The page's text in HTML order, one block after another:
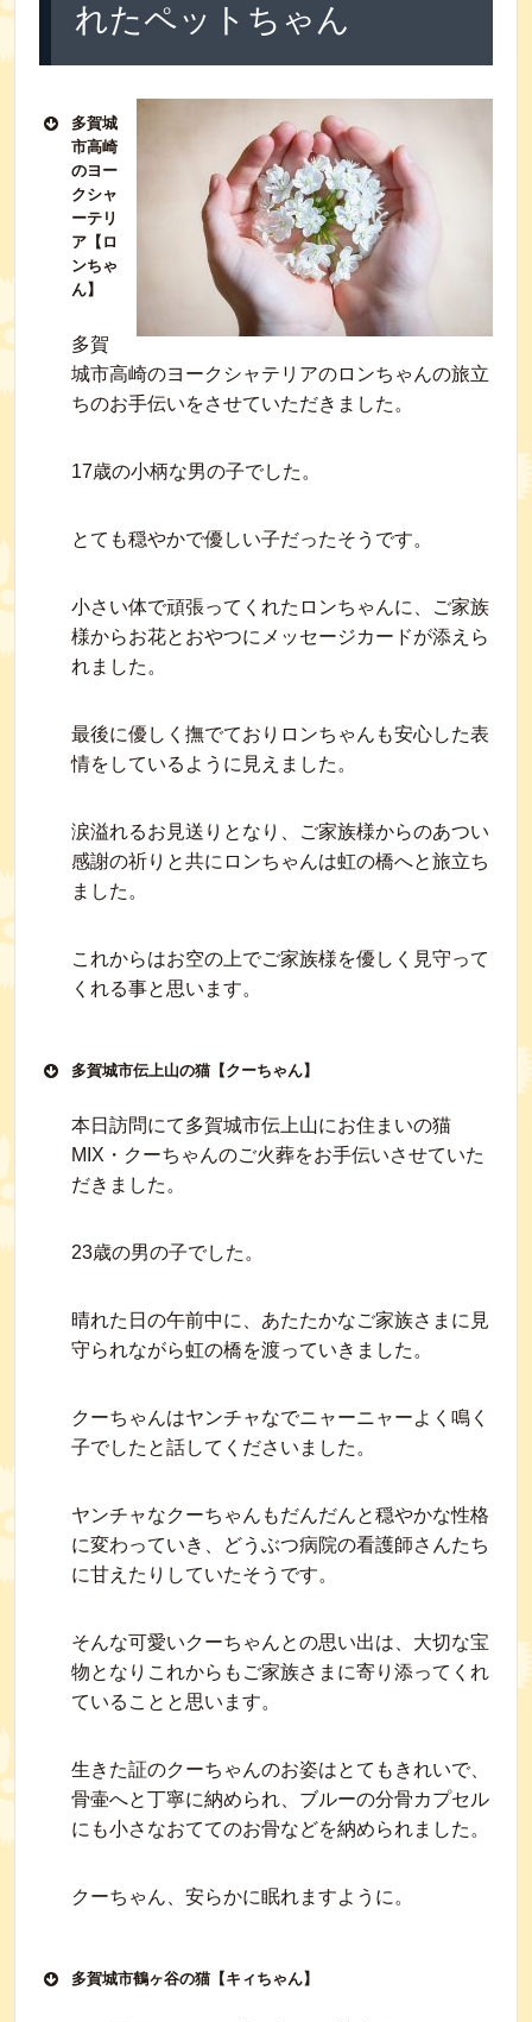
れたペットちゃん
多賀城
市高崎
のヨー
クシャ
ーテリ
ア【ロ
ンちゃ
ん】
多賀
城市高崎のヨークシャテリアのロンちゃんの旅立
ちのお手伝いをさせていただきました。
17歳の小柄な男の子でした。
とても穏やかで優しい子だったそうです。
小さい体で頑張ってくれたロンちゃんに、ご家族
様からお花とおやつにメッセージカードが添えら
れました。
最後に優しく撫でておりロンちゃんも安心した表
情をしているように見えました。
涙溢れるお見送りとなり、ご家族様からのあつい
感謝の祈りと共にロンちゃんは虹の橋へと旅立ち
ました。
これからはお空の上でご家族様を優しく見守って
くれる事と思います。
多賀城市伝上山の猫【クーちゃん】
本日訪問にて多賀城市伝上山にお住まいの猫
MIX・クーちゃんのご火葬をお手伝いさせていた
だきました。
23歳の男の子でした。
晴れた日の午前中に、あたたかなご家族さまに見
守られながら虹の橋を渡っていきました。
クーちゃんはヤンチャなでニャーニャーよく鳴く
子でしたと話してくださいました。
ヤンチャなクーちゃんもだんだんと穏やかな性格
に変わっていき、どうぶつ病院の看護師さんたち
に甘えたりしていたそうです。
そんな可愛いクーちゃんとの思い出は、大切な宝
物となりこれからもご家族さまに寄り添ってくれ
ていることと思います。
生きた証のクーちゃんのお姿はとてもきれいで、
骨壷へと丁寧に納められ、ブルーの分骨カプセル
にも小さなおててのお骨などを納められました。
クーちゃん、安らかに眠れますように。
多賀城市鶴ヶ谷の猫【キィちゃん】